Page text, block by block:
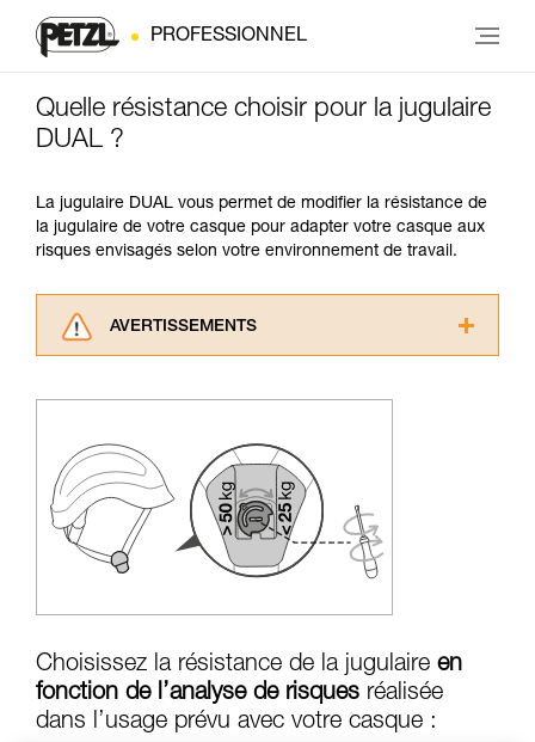
PROFESSIONNEL
Quelle résistance choisir pour la jugulaire
DUAL ?
La jugulaire DUAL vous permet de modifier la résistance de
la jugulaire de votre casque pour adapter votre casque aux
risques envisagés selon votre environnement de travail.
AVERTISSEMENTS
informations de la notice technique pour
pouvoir comprendre ce complément
d’informations.
Maîtriser ces techniques nécessite une
formation et un entraînement spécifique. Validez
avec un professionnel votre capacité à refaire
liées à votre activité. Il peut en exister d’autres
que nous ne décrivons pas ici.
Choisissez la résistance de la jugulaire en
fonction de l’analyse de risques réalisée
dans l’usage prévu avec votre casque :